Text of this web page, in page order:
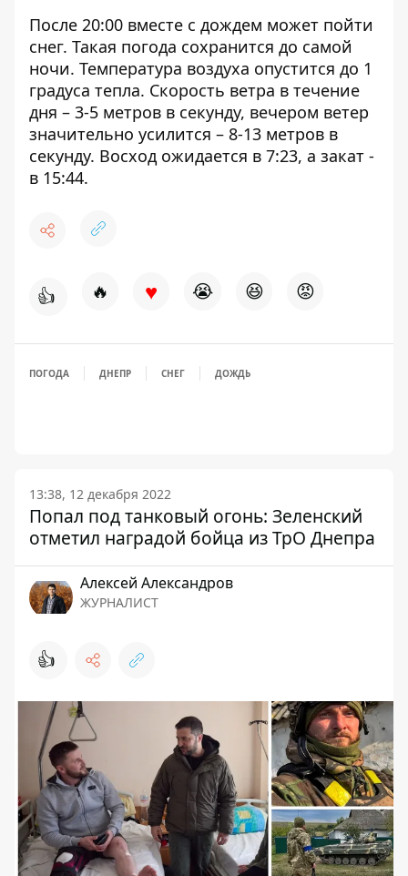
После 20:00 вместе с дождем может пойти
снег. Такая погода сохранится до самой
ночи. Температура воздуха опустится до 1
градуса тепла. Скорость ветра в течение
дня – 3-5 метров в секунду, вечером ветер
значительно усилится – 8-13 метров в
секунду. Восход ожидается в 7:23, а закат -
в 15:44.
👍 🔥 ♥ 😭 😆 😡
ПОГОДА ДНЕПР СНЕГ ДОЖДЬ
13:38, 12 декабря 2022
Попал под танковый огонь: Зеленский
отметил наградой бойца из ТрО Днепра
Алексей Александров
ЖУРНАЛИСТ
👍